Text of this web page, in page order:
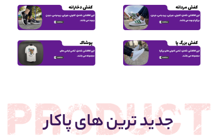
جدید ترین های پاکار